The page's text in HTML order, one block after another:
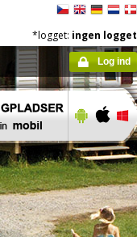
*logget: ingen logget
Log ind